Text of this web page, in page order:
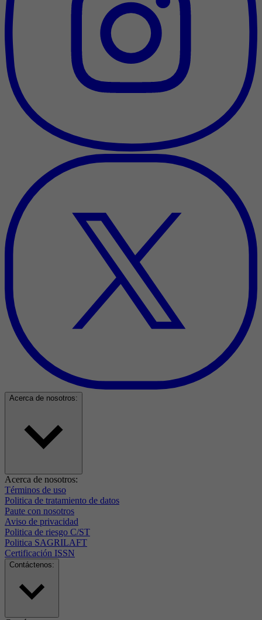
Acerca de nosotros:
Acerca de nosotros:
Términos de uso
Politica de tratamiento de datos
Paute con nosotros
Aviso de privacidad
Politica de riesgo C/ST
Politica SAGRILAFT
Certificación ISSN
Contáctenos: